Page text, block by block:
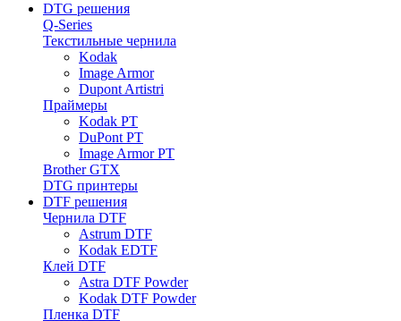
DTG решения
Q-Series
Текстильные чернила
Kodak
Image Armor
Dupont Artistri
Праймеры
Kodak PT
DuPont PT
Image Armor PT
Brother GTX
DTG принтеры
DTF решения
Чернила DTF
Astrum DTF
Kodak EDTF
Клей DTF
Astra DTF Powder
Kodak DTF Powder
Пленка DTF